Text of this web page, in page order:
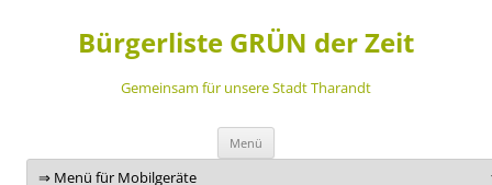
Bürgerliste GRÜN der Zeit
Gemeinsam für unsere Stadt Tharandt
Menü
springen